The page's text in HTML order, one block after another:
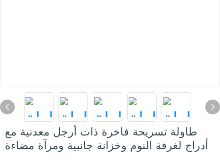
طاولة تسريحة فاخرة ذات أرجل معدنية مع
أدراج لغرفة النوم وخزانة جانبية ومرآة مضاءة